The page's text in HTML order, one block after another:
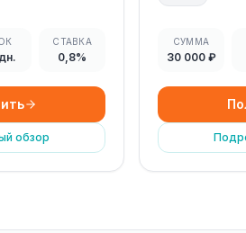
СТАВКА
0,8%
обзор
СУММА
30 000 ₽